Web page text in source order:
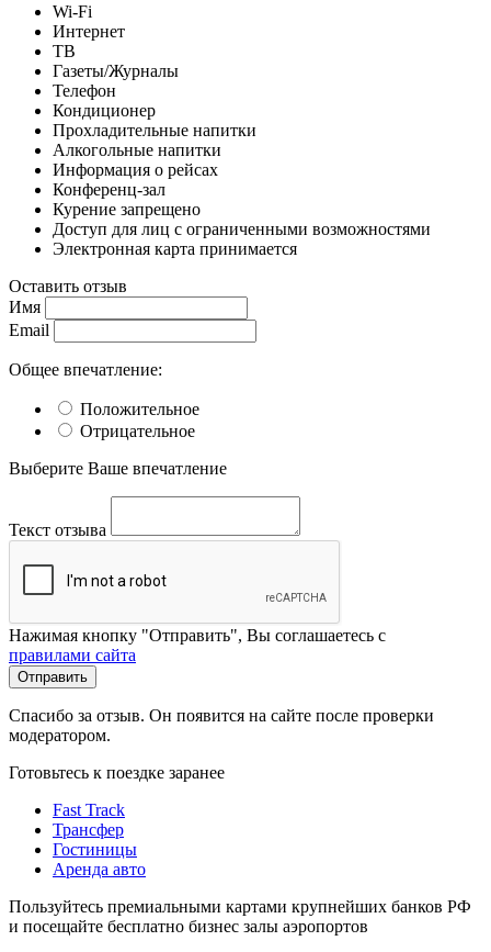
Wi-Fi
Интернет
ТВ
Газеты/Журналы
Телефон
Кондиционер
Прохладительные напитки
Алкогольные напитки
Информация о рейсах
Конференц-зал
Курение запрещено
Доступ для лиц с ограниченными возможностями
Электронная карта принимается
Оставить отзыв
Имя
Email
Общее впечатление:
Положительное
Отрицательное
Выберите Ваше впечатление
Текст отзыва
Нажимая кнопку "Отправить", Вы соглашаетесь с
правилами сайта
Отправить
Спасибо за отзыв. Он появится на сайте после проверки
модератором.
Готовьтесь к поездке заранее
Fast Track
Трансфер
Гостиницы
Аренда авто
Пользуйтесь премиальными картами крупнейших банков РФ
и посещайте бесплатно бизнес залы аэропортов